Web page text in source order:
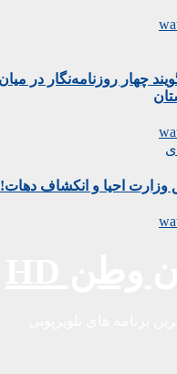
وزارت احیا و انکشاف دهات!